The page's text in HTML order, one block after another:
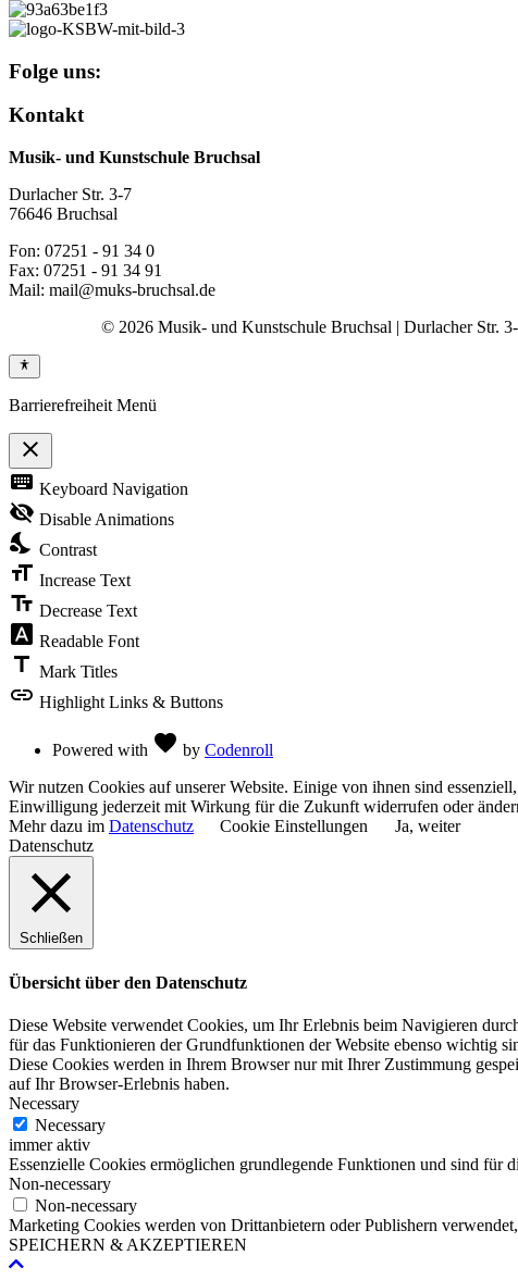
Folge uns:
Kontakt
Musik- und Kunstschule Bruchsal
Durlacher Str. 3-7
76646 Bruchsal
Fon: 07251 - 91 34 0
Fax: 07251 - 91 34 91
Mail: mail@muks-bruchsal.de
© 2026 Musik- und Kunstschule Bruchsal | Durlacher Str.
Barrierefreiheit Menü
close
Toggle
the
visibility
of
Accessibility
Toolbar
keyboard Keyboard Navigation
visibility_off Disable Animations
nights_stay Contrast
format_size Increase Text
text_fields Decrease Text
font_download Readable Font
title Mark Titles
link Highlight Links & Buttons
Powered with favorite by Codenroll
Wir nutzen Cookies auf unserer Website. Einige von ihnen sind
Einwilligung jederzeit mit Wirkung für die Zukunft widerrufen oder
Mehr dazu im Datenschutz Cookie Einstellungen
Ja, weiter
Datenschutz
Schließen
Übersicht über den Datenschutz
Diese Website verwendet Cookies, um Ihr Erlebnis beim Navigieren
für das Funktionieren der Grundfunktionen der Website ebenso wichtig
Diese Cookies werden in Ihrem Browser nur mit Ihrer Zustimmung
auf Ihr Browser-Erlebnis haben.
Necessary
Necessary
immer aktiv
Essenzielle Cookies ermöglichen grundlegende Funktionen und sind für
Non-necessary
Non-necessary
Marketing Cookies werden von Drittanbietern oder Publishern
SPEICHERN & AKZEPTIEREN
Nach